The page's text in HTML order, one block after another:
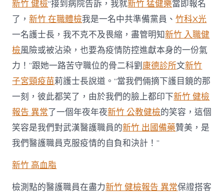
新竹 健檢“接到病院告訴，我就新竹 猛健樂當即報名
了，新竹 在職體檢我是一名中共準備黨員、竹科X光
一名護士長，我不克不及畏縮，盡管明知新竹 入職健
檢風險或被沾染，也要為疫情防控進獻本身的一份氣
力！”跟她一路苦守職位的骨二科劉康德診所文新竹
子宮頸疫苗莉護士長說道。“當我們倆摘下護目鏡的那
一刻，彼此都笑了，由於我們的臉上都印下新竹 健檢
報告 異常了一個年夜年夜新竹 公教健檢的笑容，這個
笑容是我們對武漢醫護職員的新竹 出國備藥贊美，是
我們醫護職員克服疫情的自負和決計！”
新竹 高血脂
檢測點的醫護職員在盡力新竹 健檢報告 異常保證搭客